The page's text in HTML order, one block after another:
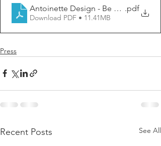
Antoinette Design - Be Design
.pdf
Download PDF • 11.41MB
Press
Recent Posts See All